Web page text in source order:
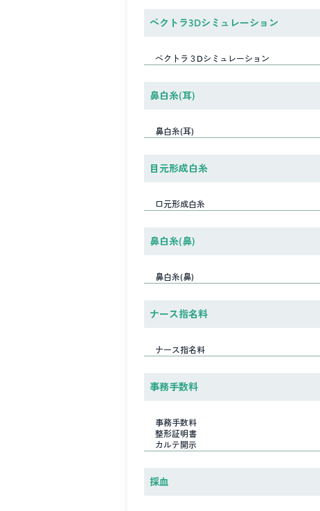
ベクトラ3Dシミュレーション
ベクトラ３Dシミュレーション
鼻白糸(耳)
鼻白糸(耳)
目元形成白糸
口元形成白糸
鼻白糸(鼻)
鼻白糸(鼻)
ナース指名料
ナース指名料
事務手数料
事務手数料
整形証明書
カルテ開示
採血